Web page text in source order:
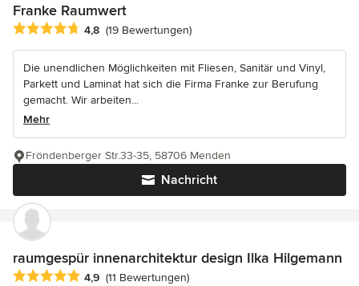
Franke Raumwert
Durchschnittliche Bewertung: 4.8 von 5 Sternen
4,8 (19 Bewertungen)
Die unendlichen Möglichkeiten mit Fliesen, Sanitär und Vinyl,
Parkett und Laminat hat sich die Firma Franke zur Berufung
gemacht. Wir arbeiten...
Mehr
Nachricht
Fröndenberger Str.33-35, 58706 Menden
raumgespür innenarchitektur design Ilka Hilgemann
Durchschnittliche Bewertung: 4.9 von 5 Sternen
4,9 (11 Bewertungen)